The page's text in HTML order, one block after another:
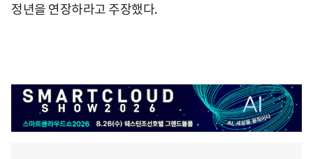
정년을 연장하라고 주장했다.